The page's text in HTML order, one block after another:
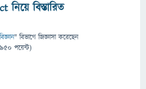
বিস্তারিত
" বিভাগে জিজ্ঞাসাকরেছেন
পয়েন্ট)